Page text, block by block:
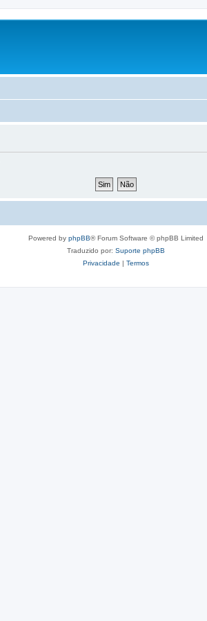
Powered by phpBB® Forum Software © phpBB Limited
Traduzido por: Suporte phpBB
Privacidade | Termos